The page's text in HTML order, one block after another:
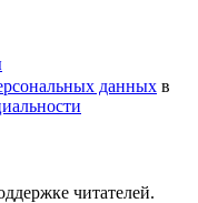
данных в
читателей.